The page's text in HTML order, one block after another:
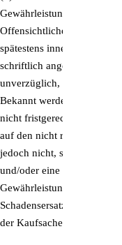
Gewährleistungsansprüche
Offensichtliche Mängel
spätestens innerhalb von
schriftlich angezeigt
unverzüglich, spätestens
Bekannt werden schriftlich
nicht fristgerecht, sind die
auf den nicht rechtzeitig
jedoch nicht, soweit der
und/oder eine
Gewährleistungsansprüche
der Kaufsache an den